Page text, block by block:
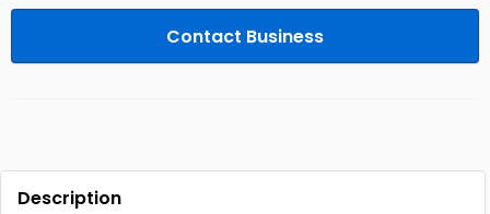
Contact Business
Description